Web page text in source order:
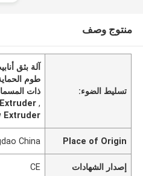
منتوج وصف
تسليط الضوء:
آلة بثق
ذات
,
Extruder
Place of Origin
China
إصدار الشهادات CE